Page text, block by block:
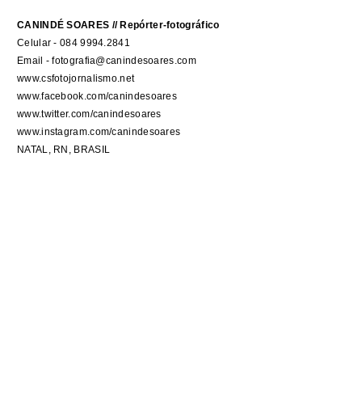
CANINDÉ SOARES // Repórter-fotográfico
Celular - 084 9994.2841
Email - fotografia@canindesoares.com
www.csfotojornalismo.net
www.facebook.com/canindesoares
www.twitter.com/canindesoares
www.instagram.com/canindesoares
NATAL, RN, BRASIL